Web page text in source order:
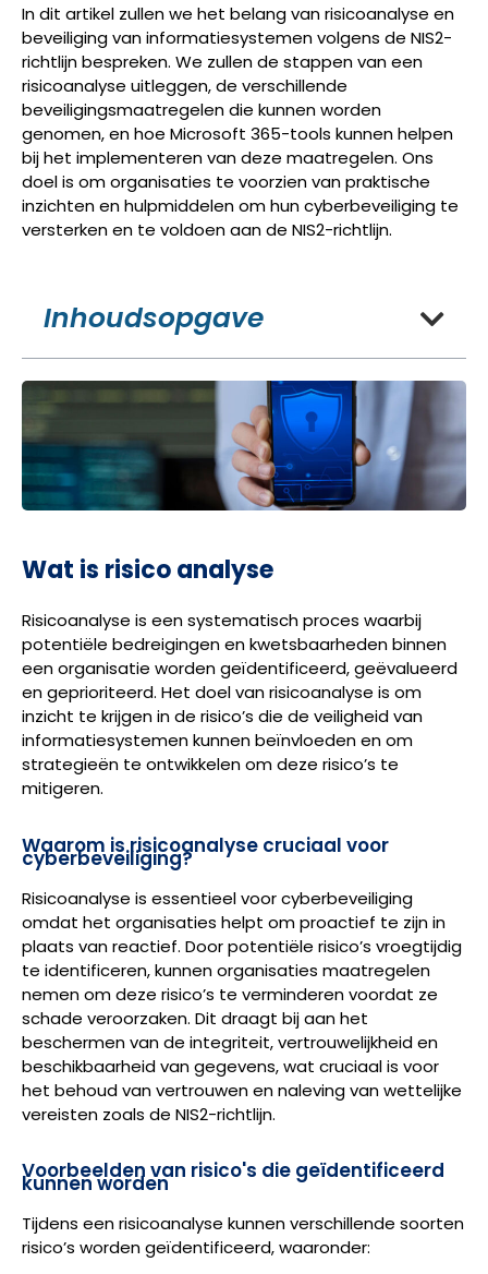
In dit artikel zullen we het belang van risicoanalyse en
beveiliging van informatiesystemen volgens de NIS2-
richtlijn bespreken. We zullen de stappen van een
risicoanalyse uitleggen, de verschillende
beveiligingsmaatregelen die kunnen worden
genomen, en hoe Microsoft 365-tools kunnen helpen
bij het implementeren van deze maatregelen. Ons
doel is om organisaties te voorzien van praktische
inzichten en hulpmiddelen om hun cyberbeveiliging te
versterken en te voldoen aan de NIS2-richtlijn.
Inhoudsopgave
Wat is risico analyse
Risicoanalyse is een systematisch proces waarbij
potentiële bedreigingen en kwetsbaarheden binnen
een organisatie worden geïdentificeerd, geëvalueerd
en geprioriteerd. Het doel van risicoanalyse is om
inzicht te krijgen in de risico’s die de veiligheid van
informatiesystemen kunnen beïnvloeden en om
strategieën te ontwikkelen om deze risico’s te
mitigeren.
Waarom is risicoanalyse cruciaal voor
cyberbeveiliging?
Risicoanalyse is essentieel voor cyberbeveiliging
omdat het organisaties helpt om proactief te zijn in
plaats van reactief. Door potentiële risico’s vroegtijdig
te identificeren, kunnen organisaties maatregelen
nemen om deze risico’s te verminderen voordat ze
schade veroorzaken. Dit draagt bij aan het
beschermen van de integriteit, vertrouwelijkheid en
beschikbaarheid van gegevens, wat cruciaal is voor
het behoud van vertrouwen en naleving van wettelijke
vereisten zoals de NIS2-richtlijn.
Voorbeelden van risico's die geïdentificeerd
kunnen worden
Tijdens een risicoanalyse kunnen verschillende soorten
risico’s worden geïdentificeerd, waaronder: